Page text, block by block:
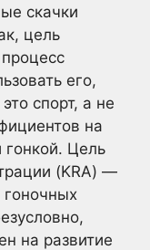
скачки
цель
его,
спорт, а не
на
гонкой. Цель
(KRA) —
гоночных
на развитие